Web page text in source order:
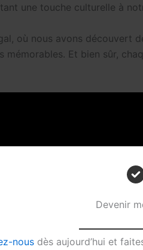
Devenir
nousdès aujourd’hui et
une touche culturelle à
où nous avons découvert
Et bien sûr,